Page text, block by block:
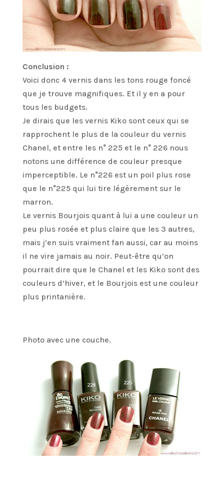
Conclusion :
Voici donc 4 vernis dans les tons rouge foncé
que je trouve magnifiques. Et il y en a pour
tous les budgets.
Je dirais que les vernis Kiko sont ceux qui se
rapprochent le plus de la couleur du vernis
Chanel, et entre les n° 225 et le n° 226 nous
notons une différence de couleur presque
imperceptible. Le n°226 est un poil plus rose
que le n°225 qui lui tire légèrement sur le
marron.
Le vernis Bourjois quant à lui a une couleur un
peu plus rosée et plus claire que les 3 autres,
mais j’en suis vraiment fan aussi, car au moins
il ne vire jamais au noir. Peut-être qu’on
pourrait dire que le Chanel et les Kiko sont des
couleurs d’hiver, et le Bourjois est une couleur
plus printanière.
Photo avec une couche.